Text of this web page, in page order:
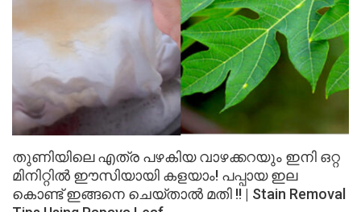
തുണിയിലെ എത്ര പഴകിയ വാഴക്കറയും ഇനി ഒറ്റ
മിനിറ്റിൽ ഈസിയായി കളയാം! പപ്പായ ഇല
കൊണ്ട് ഇങ്ങനെ ചെയ്താൽ മതി !! | Stain Removal